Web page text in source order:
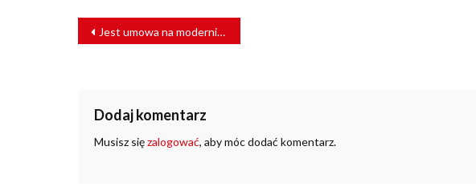
NAWIGACJA
WPISU
Jest umowa na modernizację ul. Piekarskiej w Bytomiu
Dodaj komentarz
Musisz sięzalogować, aby móc dodać komentarz.